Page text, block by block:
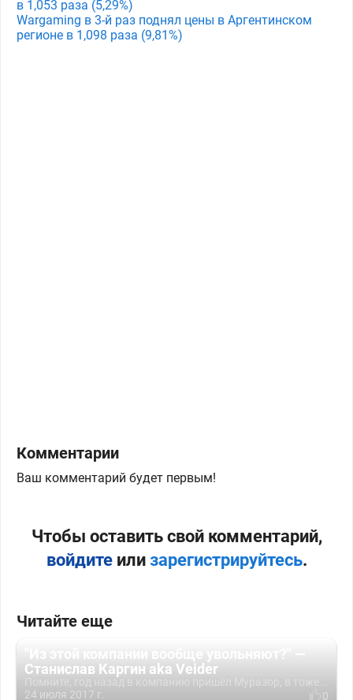
в 1,053 раза (5,29%)
Wargaming в 3-й раз поднял цены в Аргентинском
регионе в 1,098 раза (9,81%)
Комментарии
Ваш комментарий будет первым!
Чтобы оставить свой комментарий,
войдитеили зарегистрируйтесь.
Читайте еще
Станислав Каргин aka Veider
24 июля 2017 г.
0